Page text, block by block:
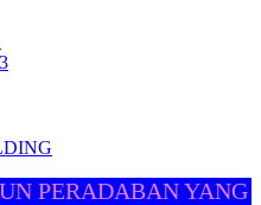
PERADABAN YANG